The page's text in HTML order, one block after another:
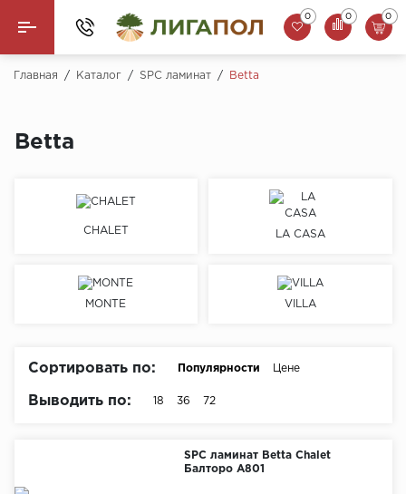
Назад
Паркетная доска
SPC Ламинат
Инженерная доска
Стеновые панели
0 0 0
Главная / Каталог / SPC ламинат / Betta
Betta
CHALET LA CASA
MONTE VILLA
Сортировать по: Популярности Цене
Выводить по: 18 36 72
SPC ламинат Betta Chalet
Балторо A801